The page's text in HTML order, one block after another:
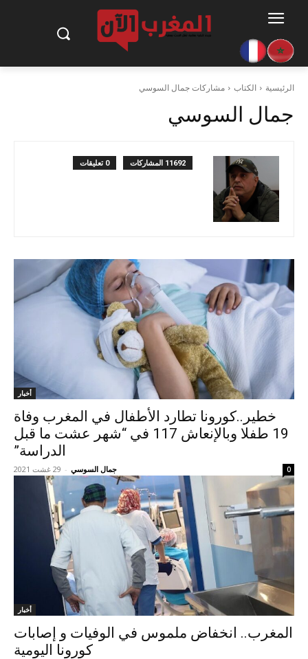
الرئيسية الكتاب مشاركات جمال السوسي
جمال السوسي
11692 المشاركات 0 تعليقات
أخبار
خطير..كورونا تطارد الأطفال في المغرب وفاة
19 طفلا وبالإنعاش 117 في “شهر عشت ما قبل
الدراسة”
جمال السوسي - 29 غشت 2021 0
أخبار
المغرب.. انخفاض ملموس في الوفيات و إصابات
كورونا اليومية